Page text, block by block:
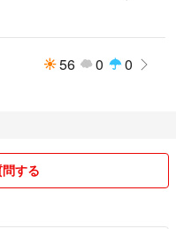
56 0 0
する